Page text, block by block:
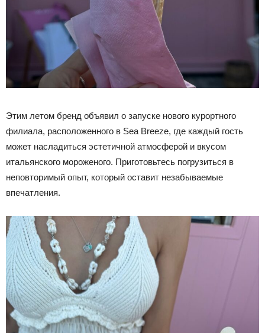
Этим летом бренд объявил о запуске нового курортного
филиала, расположенного в Sea Breeze, где каждый гость
может насладиться эстетичной атмосферой и вкусом
итальянского мороженого. Приготовьтесь погрузиться в
неповторимый опыт, который оставит незабываемые
впечатления.